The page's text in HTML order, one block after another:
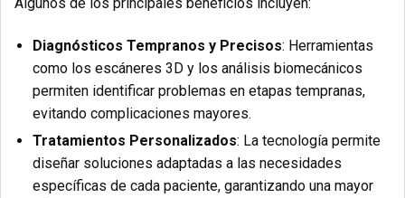
Diagnósticos Tempranos y Precisos: Herramientas
como los escáneres 3D y los análisis biomecánicos
permiten identificar problemas en etapas tempranas,
evitando complicaciones mayores.
Tratamientos Personalizados: La tecnología permite
diseñar soluciones adaptadas a las necesidades
específicas de cada paciente, garantizando una mayor